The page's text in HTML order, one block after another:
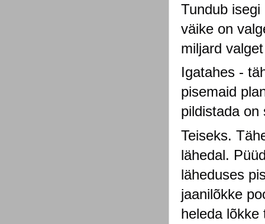
Tundub
väike on
miljard
Igatahes -
pisemaid
pildistada on
Teiseks.
lähedal.
läheduses
jaanilõkke
heleda lõkke